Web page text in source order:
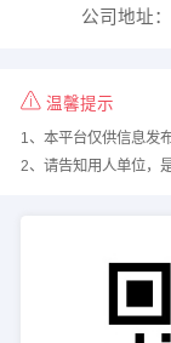
公司地址：
温馨提示
1、本平台仅供信息发
2、请告知用人单位，